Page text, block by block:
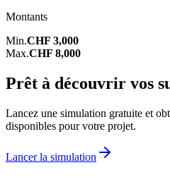
Montants
Min.CHF 3,000
Max.CHF 8,000
Prêt à découvrir vos
Lancez une simulation gratuite et
disponibles pour votre projet.
Lancer la simulation